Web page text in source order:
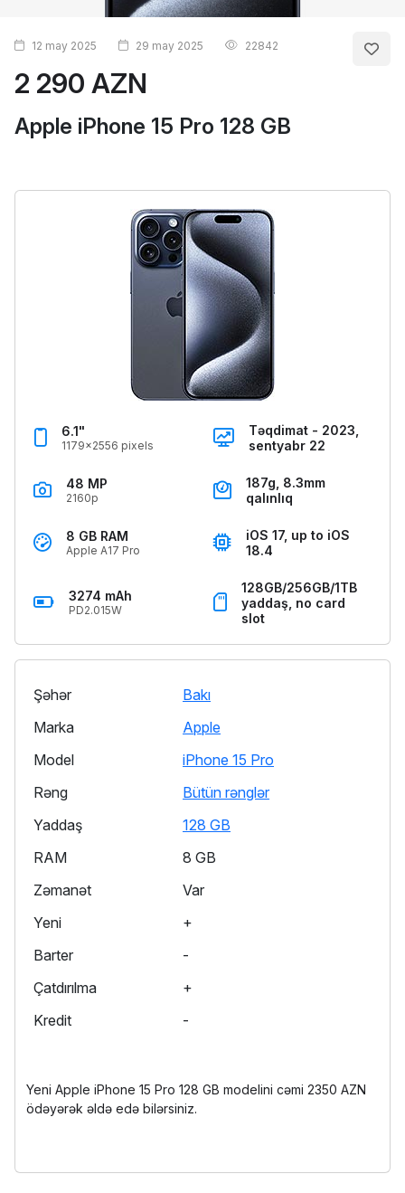
2 290 AZN
Apple iPhone 15 Pro 128 GB
12 may 2025 29 may 2025 22842
6.1"
1179x2556 pixels
Təqdimat - 2023,
sentyabr 22
48 MP
2160p
187g, 8.3mm
qalınlıq
8 GB RAM
Apple A17 Pro
iOS 17, up to iOS
18.4
3274 mAh
PD2.015W
128GB/256GB/1TB
yaddaş, no card
slot
Şəhər
Bakı
Marka
Apple
Model
iPhone 15 Pro
Rəng
Bütün rənglər
Yaddaş
128 GB
RAM
8 GB
Zəmanət
Var
Yeni
+
Barter
-
Çatdırılma
+
Kredit
-
Yeni Apple iPhone 15 Pro 128 GB modelini cəmi 2350 AZN
ödəyərək əldə edə bilərsiniz.